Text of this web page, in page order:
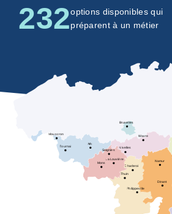
232options disponibles qui
préparent à un métier
Bruxelles
Soignies
Mons
La Louvière
Nivelles
Wavre
Dinant
Namur
Charleroi
Thuin
Philippeville
Mouscron
Tournai
Ath